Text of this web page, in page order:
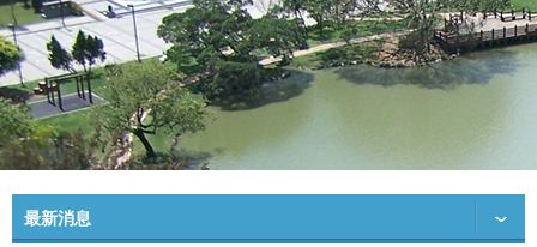
最新消息